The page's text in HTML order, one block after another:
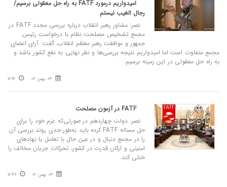
امیدواریم درمورد FATF به راه حل معقولی برسیم/
رجال الغیب نیستم
نصر: مشاور رهبر انقلاب درباره بررسی مجدد FATF در
مجمع تشخیص مصلحت نظام با درخواست رئیس
جمهور و موافقت رهبر معظم انقلاب، گفت: آرای اعضای
مجمع متفاوت است اما امیدواریم نتیجه بررسی‌ها و نظر نهایی به نفع کشور باشد و
به راه حل معقولی در این زمینه برسیم.
03 بهمن 06 12:14
FATF در آزمون مصلحت
نصر: دولت چهاردهم در صورتی‌که عزم خود را برای
حل مساله FATF کرده باید به‌طور جدی روند بررسی آن
را در مجمع دنبال و در عین حال با تعامل با نهادهای
امنیتی و ارکان قدرت در کشور، تحرکات جریان مخالف را
خنثی کند.
03 بهمن 02 12:46